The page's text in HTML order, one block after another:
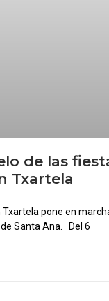
de las
Txartela
Txartela pone en
Santa Ana. Del 6